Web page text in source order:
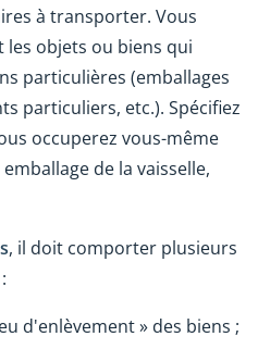
à transporter. Vous
les objets ou biens qui
particulières (emballages
particuliers, etc.). Spécifiez
occuperez vous-même
de la vaisselle,
, il doit comporter plusieurs
d'enlèvement » des biens ;